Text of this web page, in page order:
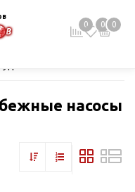
0 0 0
насосы